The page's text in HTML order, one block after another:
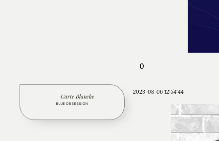
0
2023-08-06 12:54:44
Carte Blanche
BLUE OBSESSION